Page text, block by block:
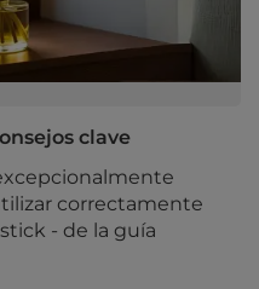
clave
correctamente
- de la guía